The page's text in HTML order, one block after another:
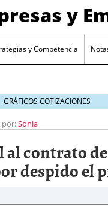
y
y Competencia
GRÁFICOS COTIZACIONES
por:Sonia
contrato
despido el